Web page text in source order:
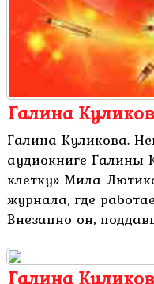
Галина
Галина Куликова.
аудиокниге Галины
клетку» Мила
журнала, где
Внезапно он,
Галина